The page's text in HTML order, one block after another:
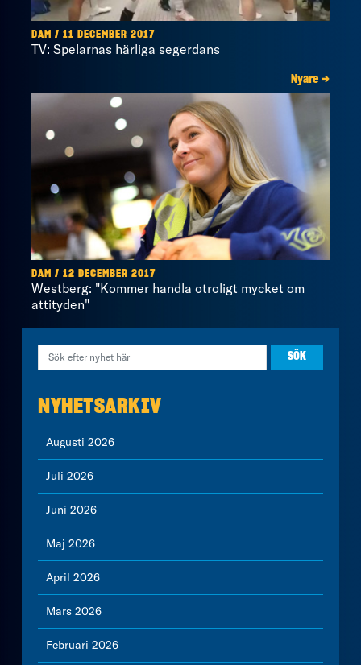
DAM / 11 DECEMBER 2017
TV: Spelarnas härliga segerdans
Nyare →
DAM / 12 DECEMBER 2017
Westberg: "Kommer handla otroligt mycket om
attityden"
NYHETSARKIV
Augusti 2026
Juli 2026
Juni 2026
Maj 2026
April 2026
Mars 2026
Februari 2026